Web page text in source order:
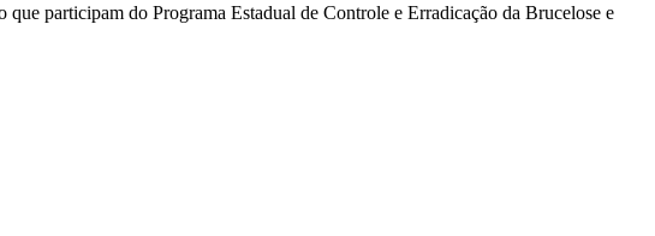
participam do Programa Estadual de Controle e Erradicação da Brucelose e